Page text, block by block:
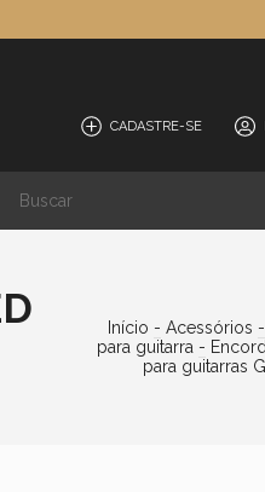
CADASTRE-SE
Início - Acessórios -
para guitarra -
para guitarras